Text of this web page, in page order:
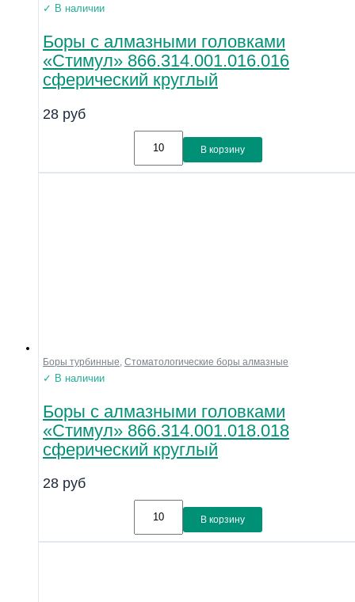
✓ В наличии
Боры с алмазными головками
«Стимул» 866.314.001.016.016
сферический круглый
28 руб
В корзину
Боры турбинные Стоматологические боры алмазные
✓ В наличии
Боры с алмазными головками
«Стимул» 866.314.001.018.018
сферический круглый
28 руб
В корзину